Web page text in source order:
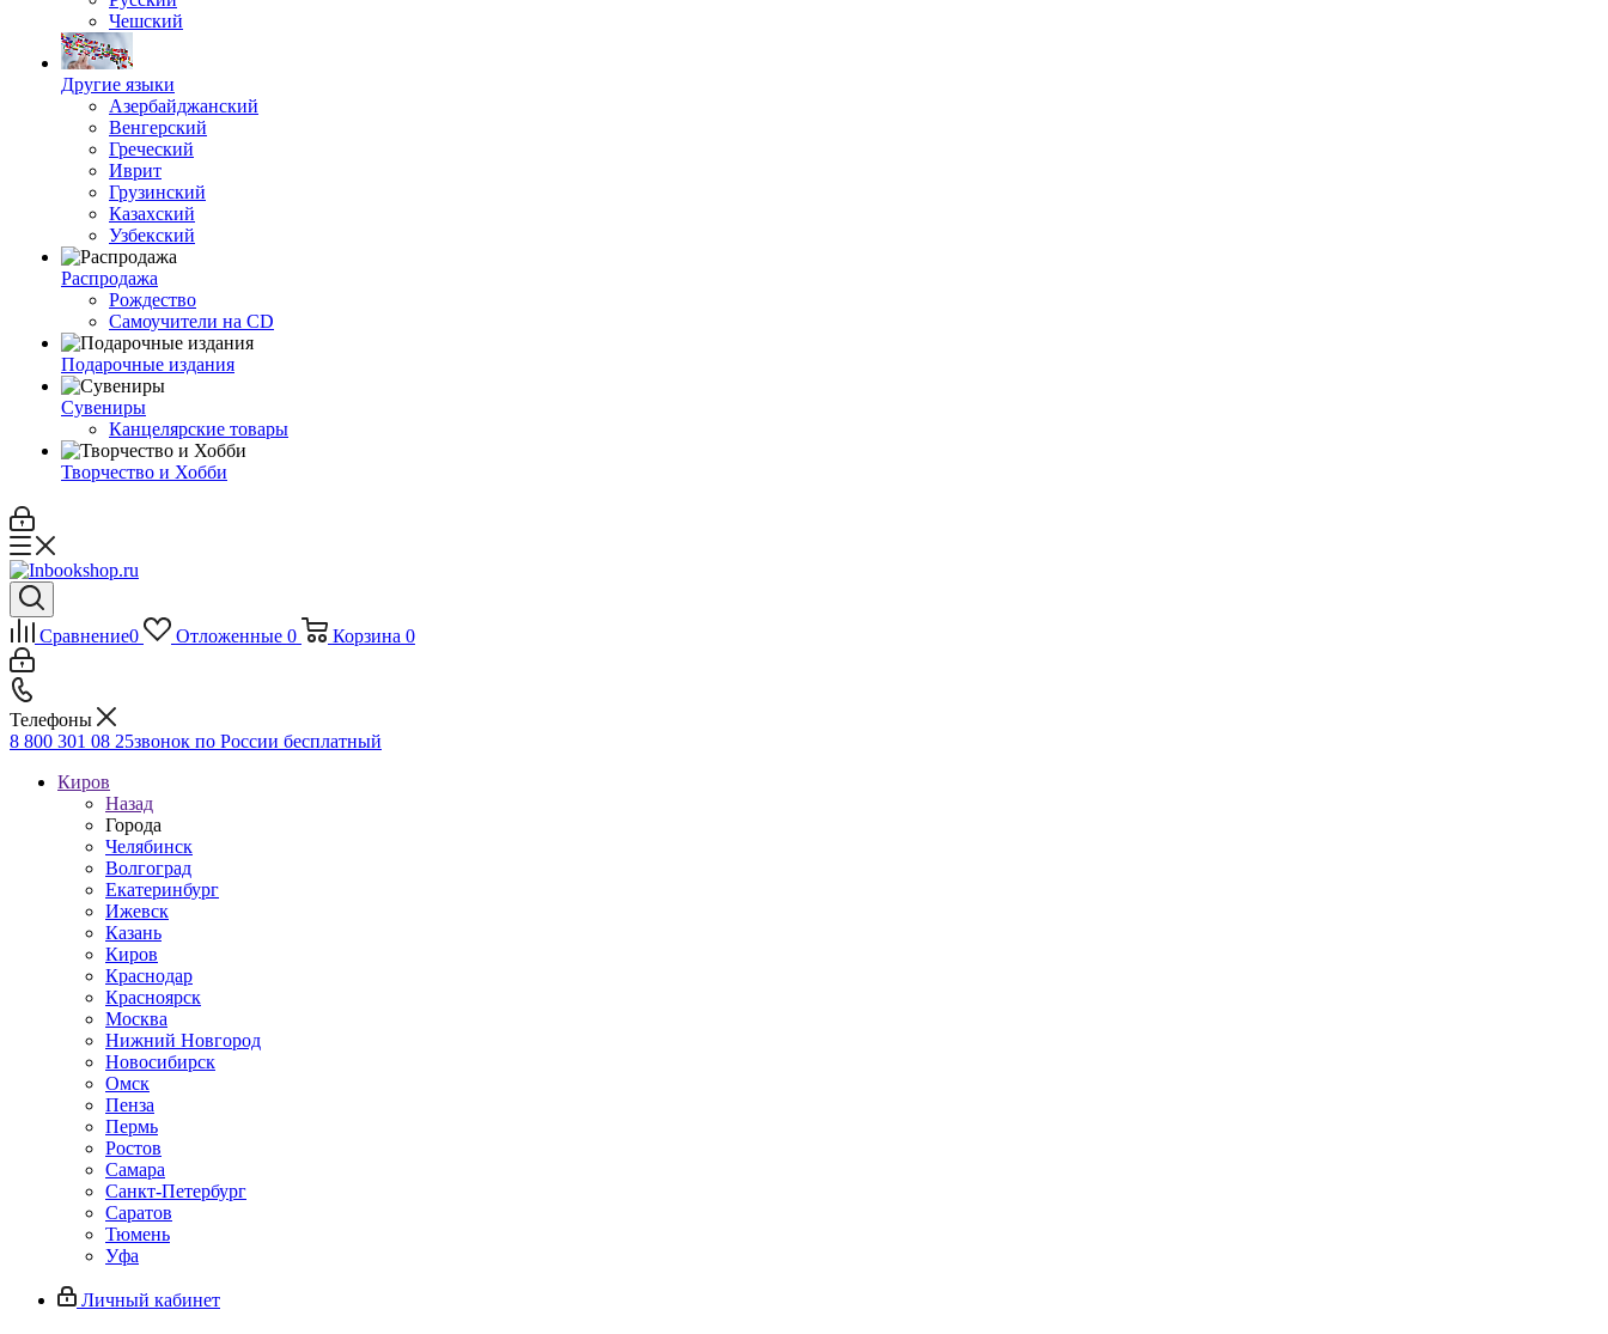
Чешский
Другие языки
Азербайджанский
Венгерский
Греческий
Иврит
Грузинский
Казахский
Узбекский
Распродажа
Рождество
Самоучители на CD
Подарочные издания
Сувениры
Канцелярские товары
Творчество и Хобби
Сравнение0 Отложенные 0 Корзина 0
Телефоны
8 800 301 08 25звонок по России бесплатный
Киров
Назад
Города
Челябинск
Волгоград
Екатеринбург
Ижевск
Казань
Киров
Краснодар
Красноярск
Москва
Нижний Новгород
Новосибирск
Омск
Пенза
Пермь
Ростов
Самара
Санкт-Петербург
Саратов
Тюмень
Уфа
Личный кабинет